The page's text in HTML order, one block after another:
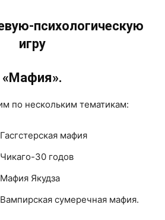
психологическую
игру
«Мафия».
по нескольким тематикам:
Гасгстерская мафия
Чикаго-30 годов
Мафия Якудза
Вампирская сумеречная мафия.